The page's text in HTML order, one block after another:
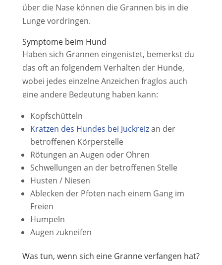
über die Nase können die Grannen bis in die
Lunge vordringen.
Symptome beim Hund
Haben sich Grannen eingenistet, bemerkst du
das oft an folgendem Verhalten der Hunde,
wobei jedes einzelne Anzeichen fraglos auch
eine andere Bedeutung haben kann:
Kopfschütteln
Kratzen des Hundes bei Juckreizan der
betroffenen Körperstelle
Rötungen an Augen oder Ohren
Schwellungen an der betroffenen Stelle
Husten / Niesen
Ablecken der Pfoten nach einem Gang im
Freien
Humpeln
Augen zukneifen
Was tun, wenn sich eine Granne verfangen hat?